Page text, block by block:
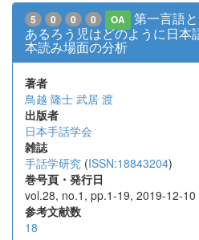
5 0 0 0 OA
第一言語
あるろう児はどのように日本
本読み場面の分析
著者
鳥越 隆士 武居 渡
出版者
日本手話学会
雑誌
手話学研究 (ISSN:18843204)
巻号頁・発行日
vol.28, no.1, pp.1-19, 2019-12-
参考文献数
18